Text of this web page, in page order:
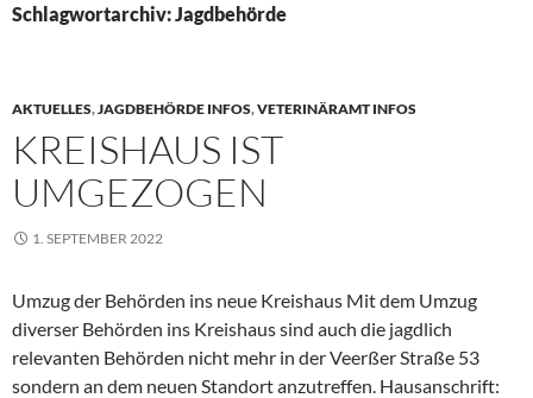
Schlagwortarchiv: Jagdbehörde
AKTUELLES,JAGDBEHÖRDE INFOS,VETERINÄRAMT INFOS
KREISHAUS IST
UMGEZOGEN
1. SEPTEMBER 2022
Umzug der Behörden ins neue Kreishaus Mit dem Umzug
diverser Behörden ins Kreishaus sind auch die jagdlich
relevanten Behörden nicht mehr in der Veerßer Straße 53
sondern an dem neuen Standort anzutreffen. Hausanschrift: